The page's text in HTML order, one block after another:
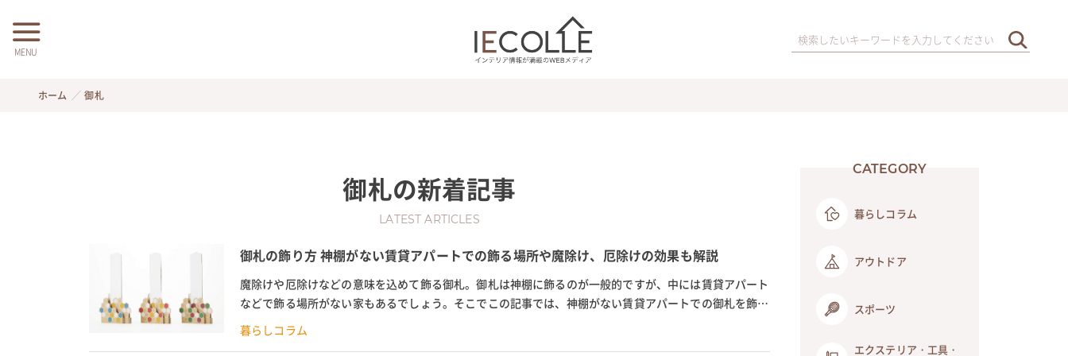
MENU
ホーム 御札
御札の新着記事
LATEST ARTICLES
御札の飾り方 神棚がない賃貸アパートでの飾る場所や魔除け、厄除けの効果も解説
魔除けや厄除けなどの意味を込めて飾る御札。御札は神棚に飾るのが一般的ですが、中には賃貸アパート
などで飾る場所がない家もあるでしょう。そこでこの記事では、神棚がない賃貸アパートでの御札を飾る
場所・飾り方を紹介。魔除け・厄除けなど、御札の効...
暮らしコラム
CATEGORY
暮らしコラム
アウトドア
スポーツ
エクステリア・工具・